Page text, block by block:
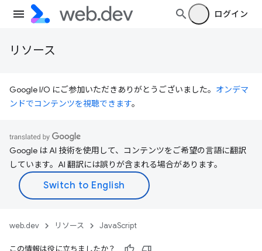
ログイン
リソース
Google I/O にご参加いただきありがとうございました。 オンデマ
ンドでコンテンツを視聴できます。
Google は AI 技術を使用して、コンテンツをご希望の言語に翻訳
しています。AI 翻訳には誤りが含まれる場合があります。
web.dev リソース JavaScript
この情報は役に立ちましたか？